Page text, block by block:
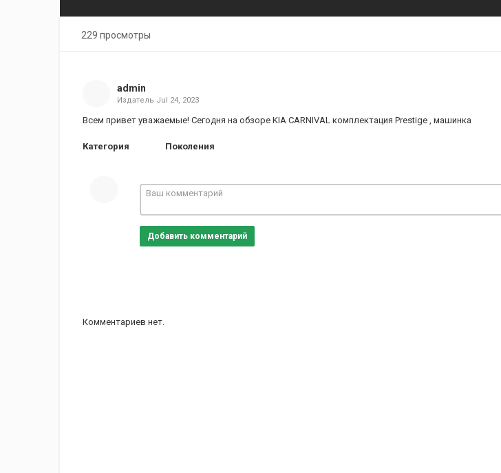
229 просмотры
admin
Издатель Jul 24, 2023
Всем привет уважаемые! Сегодня на обзоре KIA CARNIVAL комплектация Prestige , машинка
Категория Поколения
Добавить комментарий
Комментариев нет.